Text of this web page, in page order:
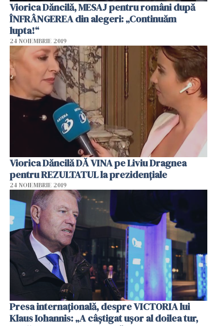
Viorica Dăncilă, MESAJ pentru români după
ÎNFRÂNGEREA din alegeri: „Continuăm
lupta!“
24 NOIEMBRIE 2019
Viorica Dăncilă DĂ VINA pe Liviu Dragnea
pentru REZULTATUL la prezidențiale
24 NOIEMBRIE 2019
Presa internaţională, despre VICTORIA lui
Klaus Iohannis: „A câştigat uşor al doilea tur,